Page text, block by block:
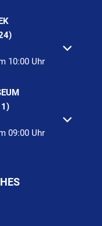
Schließzeiten
10:00 Uhr
Schließzeiten
09:00 Uhr